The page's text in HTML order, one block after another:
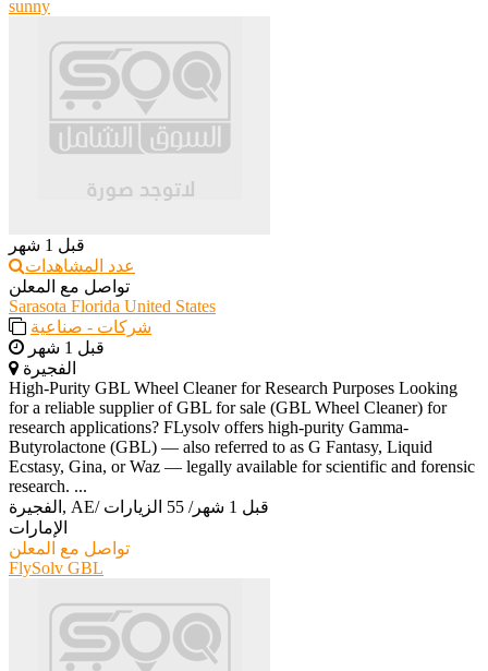
sunny
قبل 1 شهر
عدد المشاهدات
تواصل مع المعلن
Sarasota Florida United States
شركات - صناعية
قبل 1 شهر
الفجيرة
High-Purity GBL Wheel Cleaner for Research Purposes Looking
for a reliable supplier of GBL for sale (GBL Wheel Cleaner) for
research applications? FLysolv offers high-purity Gamma-
Butyrolactone (GBL) — also referred to as G Fantasy, Liquid
Ecstasy, Gina, or Waz — legally available for scientific and forensic
research. ...
الفجيرة, AE/ قبل 1 شهر / 55 الزيارات
الإمارات
تواصل مع المعلن
FlySolv GBL